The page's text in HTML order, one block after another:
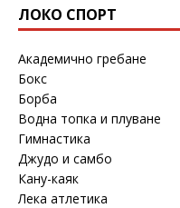
ЛОКО СПОРТ
Академично гребане
Бокс
Борба
Водна топка и плуване
Гимнастика
Джудо и самбо
Кану-каяк
Лека атлетика